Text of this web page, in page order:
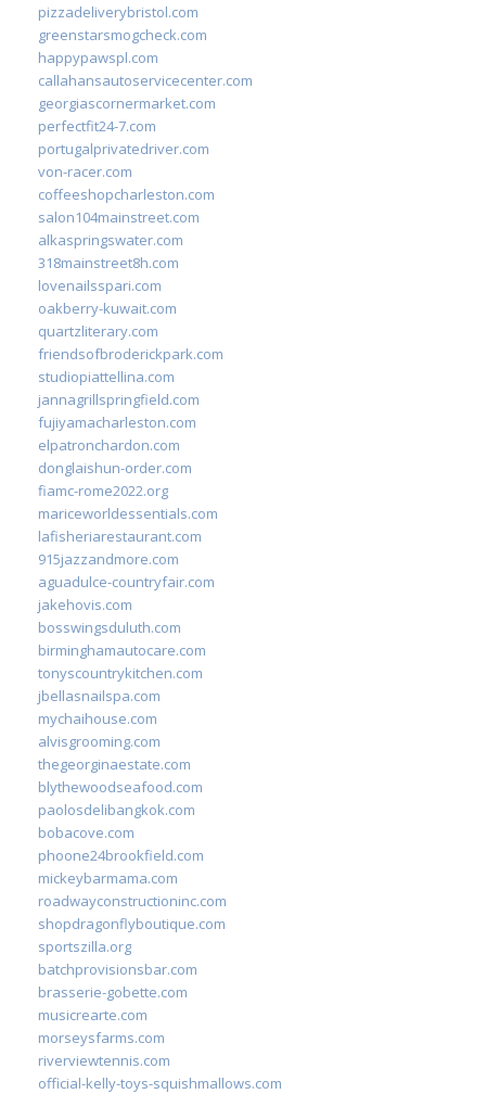
pizzadeliverybristol.com
greenstarsmogcheck.com
happypawspl.com
callahansautoservicecenter.com
georgiascornermarket.com
perfectfit24-7.com
portugalprivatedriver.com
von-racer.com
coffeeshopcharleston.com
salon104mainstreet.com
alkaspringswater.com
318mainstreet8h.com
lovenailsspari.com
oakberry-kuwait.com
quartzliterary.com
friendsofbroderickpark.com
studiopiattellina.com
jannagrillspringfield.com
fujiyamacharleston.com
elpatronchardon.com
donglaishun-order.com
fiamc-rome2022.org
mariceworldessentials.com
lafisheriarestaurant.com
915jazzandmore.com
aguadulce-countryfair.com
jakehovis.com
bosswingsduluth.com
birminghamautocare.com
tonyscountrykitchen.com
jbellasnailspa.com
mychaihouse.com
alvisgrooming.com
thegeorginaestate.com
blythewoodseafood.com
paolosdelibangkok.com
bobacove.com
phoone24brookfield.com
mickeybarmama.com
roadwayconstructioninc.com
shopdragonflyboutique.com
sportszilla.org
batchprovisionsbar.com
brasserie-gobette.com
musicrearte.com
morseysfarms.com
riverviewtennis.com
official-kelly-toys-squishmallows.com